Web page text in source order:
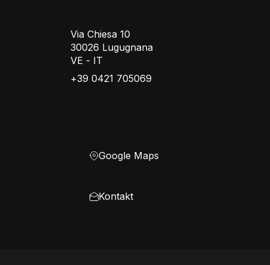
Via Chiesa 10
30026 Lugugnana
VE - IT
+39 0421 705069
Google Maps
Kontakt